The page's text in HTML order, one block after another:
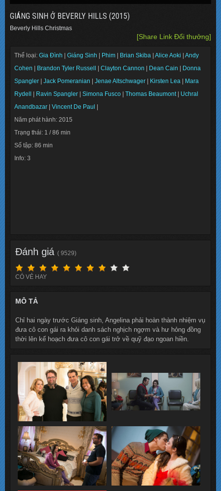
GIÁNG SINH Ở BEVERLY HILLS (2015)
Beverly Hills Christmas
[Share Link Đổi thưởng]
Thể loại: Gia Đình Giáng Sinh Phim Brian Skiba Alice Aoki
Andy
Cohen
Brandon Tyler Russell Clayton Cannon Dean Cain
Donna
Spangler
Jack Pomeranian Jenae Altschwager Kirsten Lea
Mara
Rydell
Ravin Spangler Simona Fusco Thomas Beaumont
Uchral
Anandbazar
Vincent De Paul
Năm phát hành: 2015
Trạng thái: 1 / 86 min
Số tập: 86 min
Info: 3
Đánh giá ( 9529)
CÓ VẺ HAY
MÔ TẢ
Chỉ hai ngày trước Giáng sinh, Angelina phải hoàn thành nhiệm vụ
đưa cô con gái ra khỏi danh sách nghịch ngợm và hư hỏng đồng
thời lên kế hoạch đưa cô con gái trở về quỹ đạo ngoan hiền.